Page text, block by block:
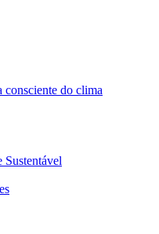
consciente do clima